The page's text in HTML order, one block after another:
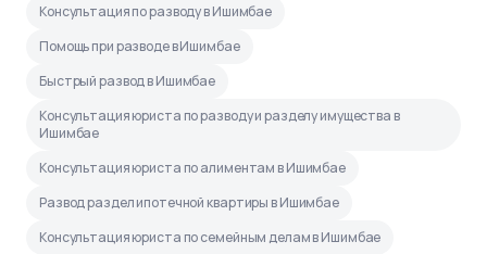
Консультация по разводу в Ишимбае
Помощь при разводе в Ишимбае
Быстрый развод в Ишимбае
Консультация юриста по разводу и разделу имущества в
Ишимбае
Консультация юриста по алиментам в Ишимбае
Развод раздел ипотечной квартиры в Ишимбае
Консультация юриста по семейным делам в Ишимбае